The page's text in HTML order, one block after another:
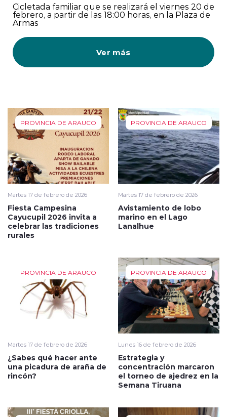
Cicletada familiar que se realizará el viernes 20 de
febrero, a partir de las 18:00 horas, en la Plaza de
Armas
Ver más
PROVINCIA DE ARAUCO
Martes 17 de febrero de 2026
Fiesta Campesina
Cayucupil 2026 invita a
celebrar las tradiciones
rurales
PROVINCIA DE ARAUCO
Martes 17 de febrero de 2026
Avistamiento de lobo
marino en el Lago
Lanalhue
PROVINCIA DE ARAUCO
Martes 17 de febrero de 2026
¿Sabes qué hacer ante
una picadura de araña de
rincón?
PROVINCIA DE ARAUCO
Lunes 16 de febrero de 2026
Estrategia y
concentración marcaron
el torneo de ajedrez en la
Semana Tiruana